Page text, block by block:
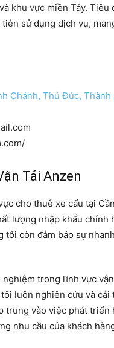
khu vực miền Tây.
sử dụng dịch vụ,
Chánh, Thủ Đức, Thành
Tải Anzen
cho thuê xe cẩu tại
lượng nhập khẩu
tôi còn đảm bảo sự
trong lĩnh vực
luôn nghiên cứu và
trung vào việc phát
nhu cầu của khách